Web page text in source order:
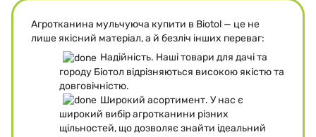
Агротканина мульчуюча купити в Biotol — це не
лише якісний матеріал, а й безліч інших переваг:
Надійність. Наші товари для дачі та
городу Біотол відрізняються високою якістю та
довговічністю.
Широкий асортимент. У нас є
широкий вибір агротканини різних
щільностей, що дозволяє знайти ідеальний